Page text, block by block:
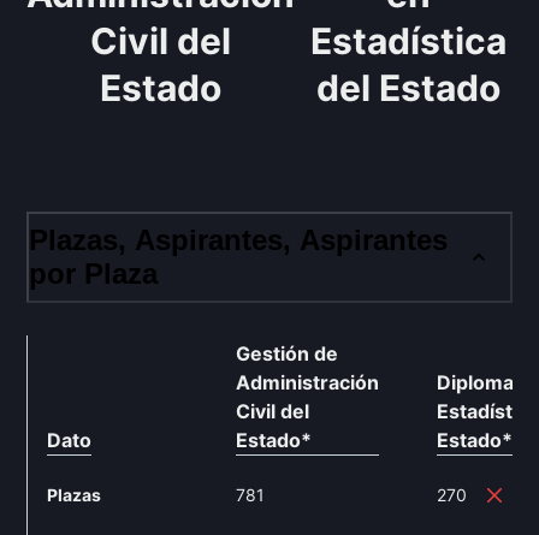
Civil del
Estado
Estadística
del Estado
Plazas, Aspirantes, Aspirantes
por Plaza
Dato
Gestión de
Administración
Civil del
Estado*
Plazas 781
Estado**
270